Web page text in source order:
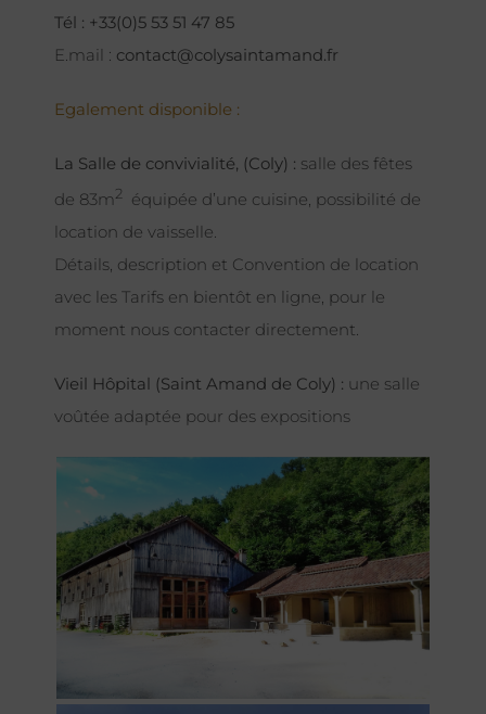
Tél : +33(0)5 53 51 47 85
E.mail : contact@colysaintamand.fr
Egalement disponible :
La Salle de convivialité, (Coly) : salle des fêtes
de 83m2
équipée d’une cuisine, possibilité de
location de vaisselle.
Détails, description et Convention de location
avec les Tarifs en bientôt en ligne, pour le
moment nous contacter directement.
Vieil Hôpital (Saint Amand de Coly) : une salle
voûtée adaptée pour des expositions